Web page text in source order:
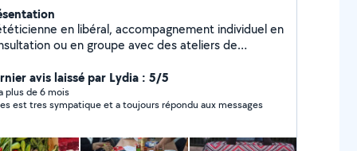
en libéral, accompagnement individuel en
ou en groupe avec des ateliers de
de bijoux et d'accessoires.
avis laissé par Lydia : 5/5
plus de 6 mois
est tres sympatique et a toujours répondu aux messages